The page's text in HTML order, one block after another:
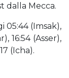
dalla Mecca.
05:44 (Imsak),
16:54 (Asser),
(Icha).